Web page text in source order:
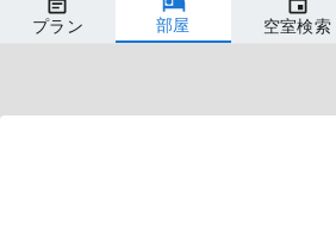
プラン 部屋 空室検索